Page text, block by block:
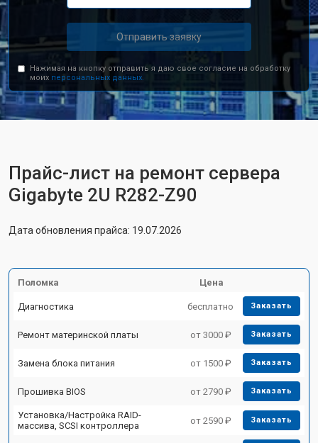
Отправить заявку
Нажимая на кнопку отправить я даю свое согласие на обработку
моих персональных данных.
Прайс-лист на ремонт сервера
Gigabyte 2U R282-Z90
Дата обновления прайса: 19.07.2026
Поломка Цена
Диагностика бесплатно Заказать
Ремонт материнской платы от 3000 ₽ Заказать
Замена блока питания от 1500 ₽ Заказать
Прошивка BIOS от 2790 ₽ Заказать
Установка/Настройка RAID-
массива, SCSI контроллера
от 2590 ₽ Заказать